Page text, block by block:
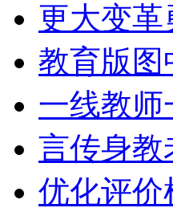
更大变
教育版图
一线教
言传身教
优化评价